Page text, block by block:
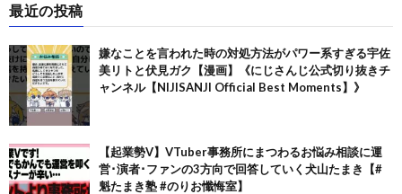
最近の投稿
嫌なことを言われた時の対処方法がパワー系すぎる宇佐
美リトと伏見ガク【漫画】《にじさんじ公式切り抜きチ
ャンネル【NIJISANJI Official Best Moments】》
【起業勢V】VTuber事務所にまつわるお悩み相談に運
営･演者･ファンの3方向で回答していく犬山たまき【#
魁たまき塾 #のりお懺悔室】